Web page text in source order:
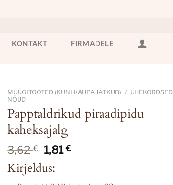
KONTAKT FIRMADELE
MÜÜGITOOTED (KUNI KAUPA JÄTKUB) / ÜHEKORDSED
NÕUD
Papptaldrikud piraadipidu
kaheksajalg
3,62€ Algne
hind
oli:
3,62 €.
1,81€Current
1,81 €.
Kirjeldus: